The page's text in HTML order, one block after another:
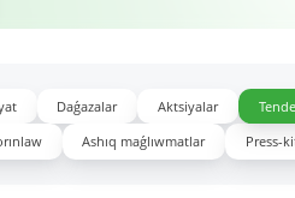
Daǵazalar Aktsiyalar
Ashıq maǵlıwmatlar Press-